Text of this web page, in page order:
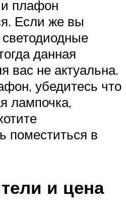
и плафон
Если же вы
светодиодные
данная
вас не актуальна.
убедитесь что
лампочка,
поместиться в
и цена